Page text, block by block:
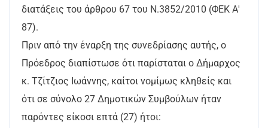
διατάξεις του άρθρου 67 του Ν.3852/2010 (ΦΕΚ Α'
87).
Πριν από την έναρξη της συνεδρίασης αυτής, ο
Πρόεδρος διαπίστωσε ότι παρίσταται ο Δήμαρχος
κ. Τζίτζιος Ιωάννης, καίτοι νομίμως κληθείς και
ότι σε σύνολο 27 Δημοτικών Συμβούλων ήταν
παρόντες είκοσι επτά (27) ήτοι: